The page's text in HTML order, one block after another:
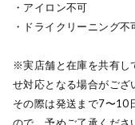
・アイロン不可
・ドライクリーニング不
※実店舗と在庫を共有し
せ対応となる場合がござ
その際は発送まで7〜10